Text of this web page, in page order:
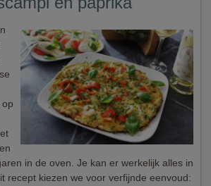
in de oven. Je kan er werkelijk alles in
recept kiezen we voor verfijnde eenvoud: